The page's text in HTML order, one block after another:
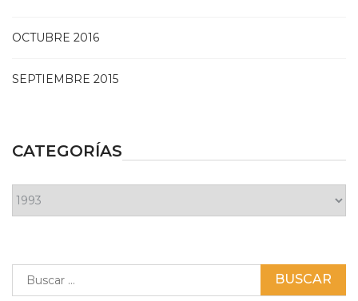
OCTUBRE 2016
SEPTIEMBRE 2015
CATEGORÍAS